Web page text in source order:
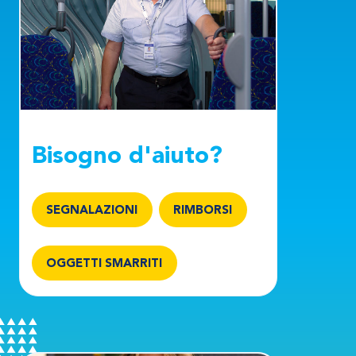
Bisogno d'aiuto?
SEGNALAZIONI RIMBORSI
OGGETTI SMARRITI